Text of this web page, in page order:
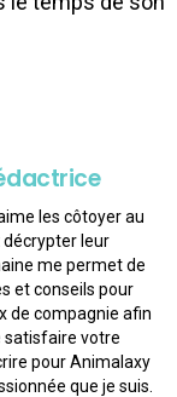
les côtoyer au
leur
me permet de
et conseils pour
de compagnie afin
satisfaire votre
pour Animalaxy
que je suis.